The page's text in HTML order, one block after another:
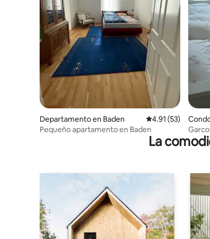
Departamento en Baden Calificación
4.91 (53)
Pequeño apartamento en Baden
La